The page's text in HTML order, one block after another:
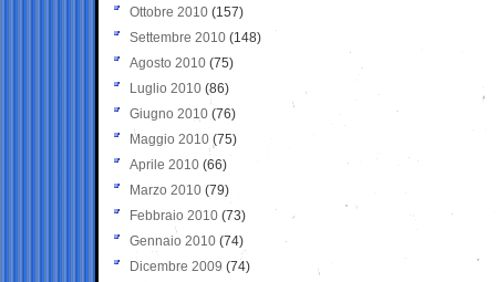
Ottobre 2010 (157)
Settembre 2010 (148)
Agosto 2010 (75)
Luglio 2010 (86)
Giugno 2010 (76)
Maggio 2010 (75)
Aprile 2010 (66)
Marzo 2010 (79)
Febbraio 2010 (73)
Gennaio 2010 (74)
Dicembre 2009 (74)